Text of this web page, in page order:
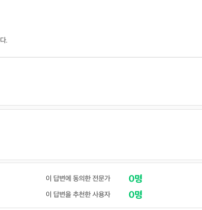
.
이 답변에 동의한 전문가 0명
이 답변을 추천한 사용자 0명